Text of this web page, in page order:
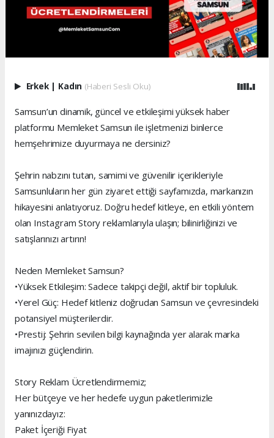
Erkek | Kadın (Haberi Sesli Oku)
Samsun’un dinamik, güncel ve etkileşimi yüksek haber
platformu Memleket Samsun ile işletmenizi binlerce
hemşehrimize duyurmaya ne dersiniz?
Şehrin nabzını tutan, samimi ve güvenilir içerikleriyle
Samsunluların her gün ziyaret ettiği sayfamızda, markanızın
hikayesini anlatıyoruz. Doğru hedef kitleye, en etkili yöntem
olan Instagram Story reklamlarıyla ulaşın; bilinirliğinizi ve
satışlarınızı artırın!
Neden Memleket Samsun?
•Yüksek Etkileşim: Sadece takipçi değil, aktif bir topluluk.
•Yerel Güç: Hedef kitleniz doğrudan Samsun ve çevresindeki
potansiyel müşterilerdir.
•Prestij: Şehrin sevilen bilgi kaynağında yer alarak marka
imajınızı güçlendirin.
Story Reklam Ücretlendirmemiz;
Her bütçeye ve her hedefe uygun paketlerimizle
yanınızdayız:
Paket İçeriği Fiyat